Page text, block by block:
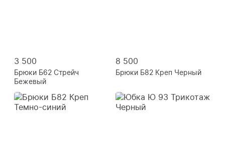
3 500
Брюки Б62 Стрейч
Бежевый
8 500
Брюки Б82 Креп Черный